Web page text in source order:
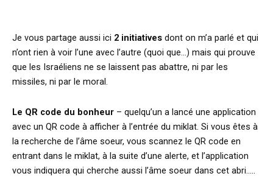
Je vous partage aussi ici 2 initiatives dont on m’a parlé et qui
n’ont rien à voir l’une avec l’autre (quoi que…) mais qui prouve
que les Israéliens ne se laissent pas abattre, ni par les
missiles, ni par le moral.
Le QR code du bonheur – quelqu’un a lancé une application
avec un QR code à afficher à l’entrée du miklat. Si vous êtes à
la recherche de l’âme soeur, vous scannez le QR code en
entrant dans le miklat, à la suite d’une alerte, et l’application
vous indiquera qui cherche aussi l’âme soeur dans cet abri…..